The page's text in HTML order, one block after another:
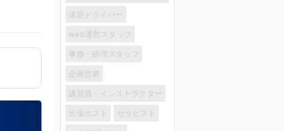
送迎ドライバー
web運営スタッフ
事務・経理スタッフ
企画営業
講習員・インストラクター
出張ホスト セラピスト